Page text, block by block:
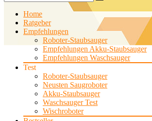
Home
Ratgeber
Empfehlungen
Roboter-Staubsauger
Empfehlungen Akku-Staubsauger
Empfehlungen Waschsauger
Test
Roboter-Staubsauger
Neusten Saugroboter
Akku-Staubsauger
Waschsauger Test
Wischroboter